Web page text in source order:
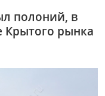
полоний, в
Крытого рынка